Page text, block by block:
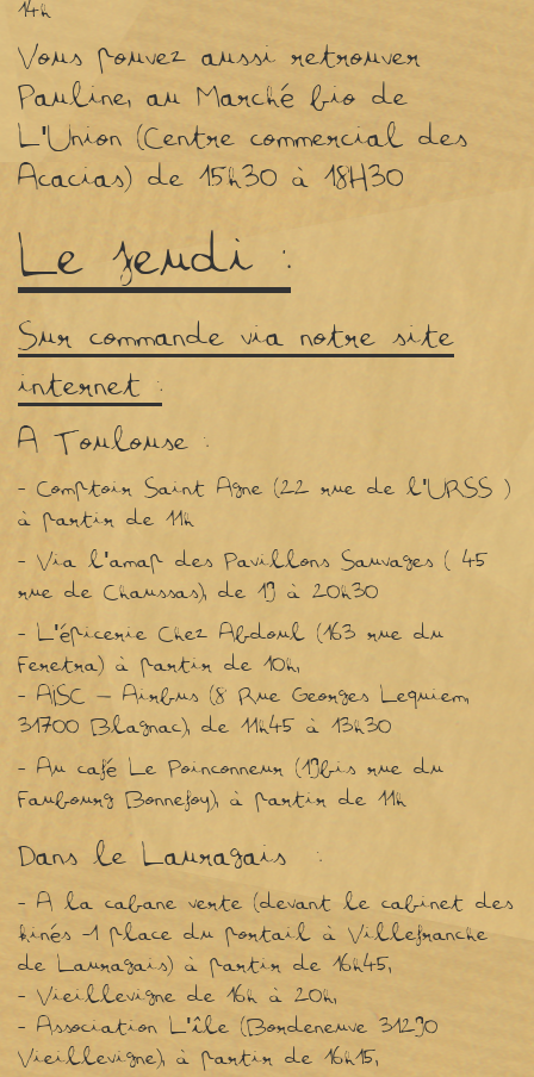
14h
Vous pouvez aussi retrouver
Pauline, au Marché bio de
L'Union (Centre commercial des
Acacias) de 15h30 à 18H30
Le jeudi :
Sur commande via notre site
internet :
A Toulouse :
- Comptoir Saint Agne (22 rue de l'URSS )
à partir de 11h
- Via l'amap des Pavillons Sauvages ( 45
rue de Chaussas), de 19 à 20h30
- L'épicerie Chez Abdoul (163 rue du
Feretra) à partir de 10h,
- AISC – Airbus (8 Rue Georges Lequiem,
31700 Blagnac), de 11h45 à 13h30
- Au café Le Poinconneur (19bis rue du
Faubourg Bonnefoy), à partir de 11h
Dans le Lauragais :
- A la cabane verte (devant le cabinet des
kinés -1 place du portail à Villefranche
de Lauragais) à partir de 16h45,
- Vieillevigne de 16h à 20h,
- Association L'île (Bordeneuve 31290
Vieillevigne), à partir de 16h15,